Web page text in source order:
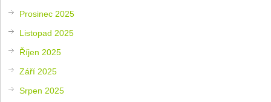
Prosinec 2025
Listopad 2025
Říjen 2025
Září 2025
Srpen 2025